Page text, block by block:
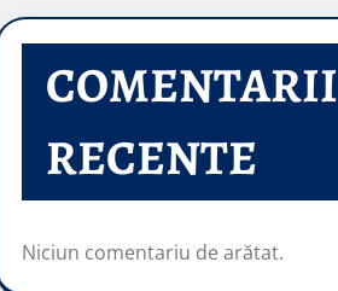
COMENTARII
RECENTE
Niciun comentariu de arătat.